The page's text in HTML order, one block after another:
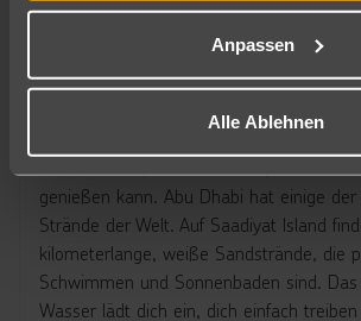
Anpassen
Alle Ablehnen
Hotspots für Yachting und Jetski.
Abu Dhabi:Die Hauptstadt bietet nicht
wunderschöne Strände, sondern auch
genießen kann. Abu Dhabi hat einige
Strände der Welt. Auf Saadiyat Island
kilometerlange, weiße Sandstrände, die
Schwimmen und Sonnenbaden sind.
Wasser lädt dich ein, dich einfach